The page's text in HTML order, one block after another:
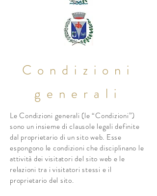
Condizioni
generali
Le Condizioni generali (le “Condizioni”)
sono un insieme di clausole legali definite
dal proprietario di un sito web. Esse
espongono le condizioni che disciplinano le
attività dei visitatori del sito web e le
relazioni tra i visitatori stessi e il
proprietario del sito.